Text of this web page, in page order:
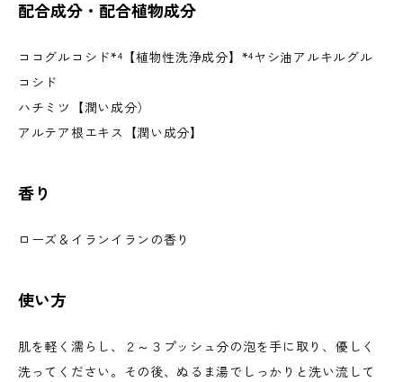
配合成分・配合植物成分
ココグルコシド*⁴【植物性洗浄成分】*⁴ヤシ油アルキルグル
コシド
ハチミツ【潤い成分）
アルテア根エキス【潤い成分】
香り
ローズ＆イランイランの香り
使い方
肌を軽く濡らし、２～３プッシュ分の泡を手に取り、優しく
洗ってください。その後、ぬるま湯でしっかりと洗い流して